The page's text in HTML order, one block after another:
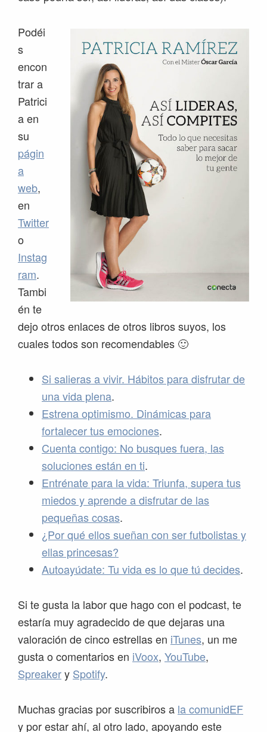
Podéi
s
encon
trar a
Patrici
a en
su
págin
a
web,
en
Twitter
o
Instag
ram.
Tambi
én te
dejo otros enlaces de otros libros suyos, los
cuales todos son recomendables 🙂
Si salieras a vivir. Hábitos para disfrutar de
una vida plena.
Estrena optimismo. Dinámicas para
fortalecer tus emociones.
Cuenta contigo: No busques fuera, las
soluciones están en ti.
Entrénate para la vida: Triunfa, supera tus
miedos y aprende a disfrutar de las
pequeñas cosas.
¿Por qué ellos sueñan con ser futbolistas y
ellas princesas?
Autoayúdate: Tu vida es lo que tú decides.
Si te gusta la labor que hago con el podcast, te
estaría muy agradecido de que dejaras una
valoración de cinco estrellas en iTunes, un me
gusta o comentarios en iVoox, YouTube,
Spreakery Spotify.
Muchas gracias por suscribiros a la comunidEF
y por estar ahí, al otro lado, apoyando este